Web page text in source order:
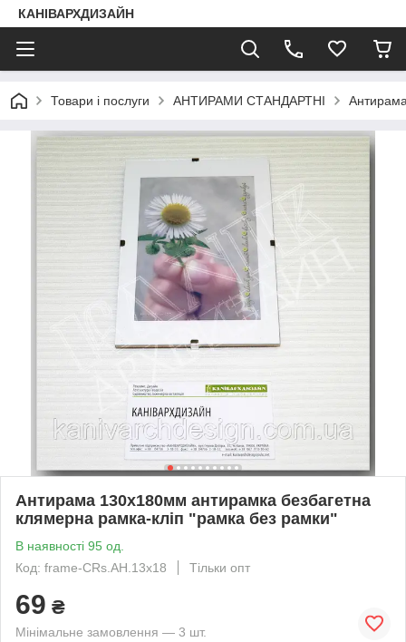
КАНІВАРХДИЗАЙН
Товари і послуги АНТИРАМИ СТАНДАРТНІ
Антирама 130х180мм антирамка безбагетна
клямерна рамка-кліп "рамка без рамки"
В наявності 95 од.
Код: frame-CRs.AH.13x18
Тільки опт
69 ₴
Мінімальне замовлення — 3 шт.